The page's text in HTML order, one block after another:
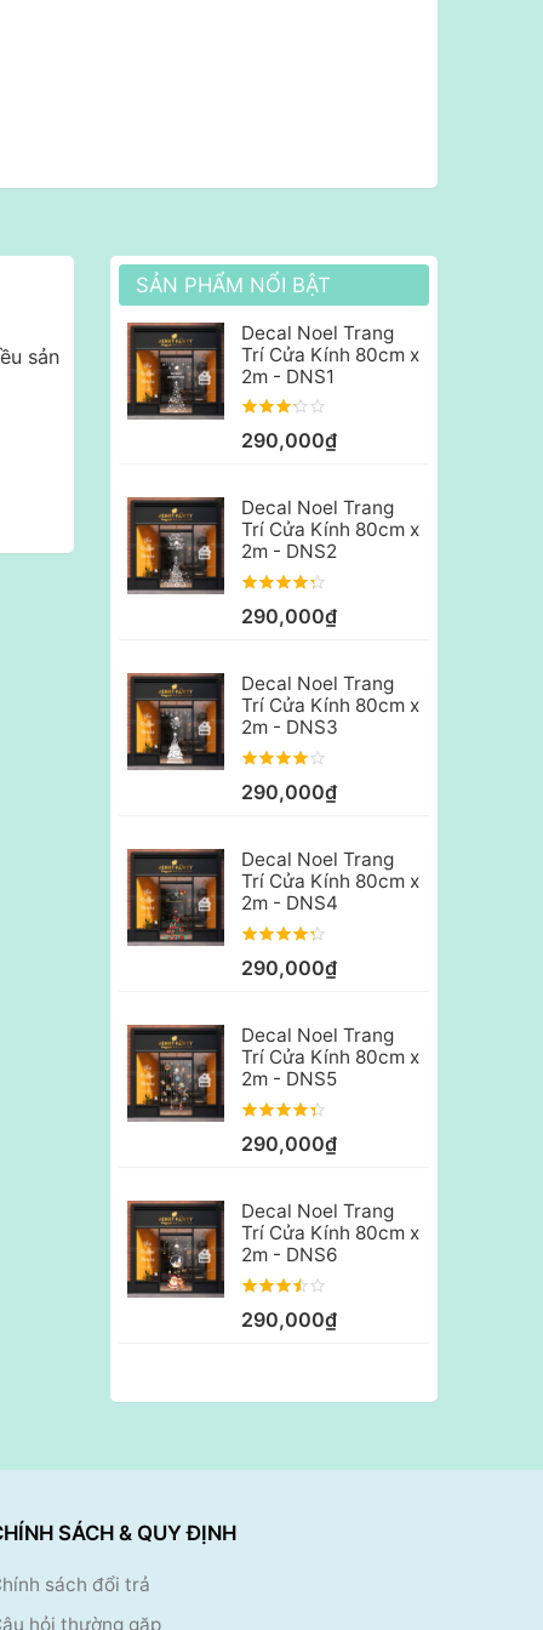
sản
SẢN PHẨM NỔI BẬT
Decal Noel Trang
Trí Cửa Kính 80cm x
2m - DNS1
290,000₫
Decal Noel Trang
Trí Cửa Kính 80cm x
2m - DNS2
290,000₫
Decal Noel Trang
Trí Cửa Kính 80cm x
2m - DNS3
290,000₫
Decal Noel Trang
Trí Cửa Kính 80cm x
2m - DNS4
290,000₫
Decal Noel Trang
Trí Cửa Kính 80cm x
2m - DNS5
290,000₫
Decal Noel Trang
Trí Cửa Kính 80cm x
2m - DNS6
290,000₫
SÁCH & QUY ĐỊNH
sách đổi trả
hỏi thường gặp